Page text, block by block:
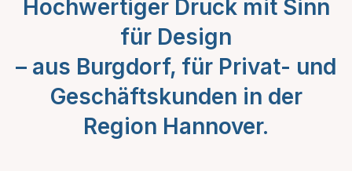
Vom einzelnen
Druckstück bis zur
Großauflage – alles aus
einer Hand.
Jetzt Anfragen
Hochwertiger Druck mit Sinn
für Design
– aus Burgdorf, für Privat- und
Geschäftskunden in der
Region Hannover.